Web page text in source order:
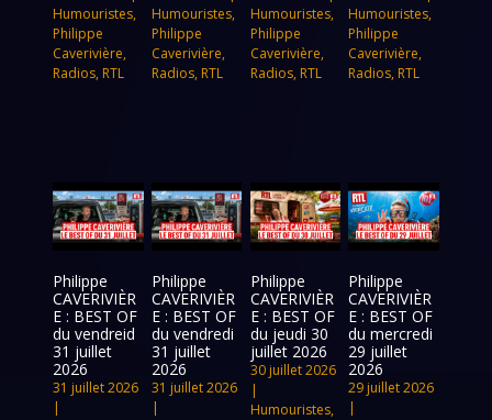
Humouristes,
Philippe
Caverivière,
Radios, RTL
Humouristes,
Philippe
Caverivière,
Radios, RTL
Humouristes,
Philippe
Caverivière,
Radios, RTL
Humouristes,
Philippe
Caverivière,
Radios, RTL
Philippe
CAVERIVIÈR
E : BEST OF
du vendreid
31 juillet
2026
31 juillet 2026
|
Philippe
CAVERIVIÈR
E : BEST OF
du vendredi
31 juillet
2026
31 juillet 2026
|
Philippe
CAVERIVIÈR
E : BEST OF
du jeudi 30
juillet 2026
30 juillet 2026
|
Humouristes,
Philippe
CAVERIVIÈR
E : BEST OF
du mercredi
29 juillet
2026
29 juillet 2026
|